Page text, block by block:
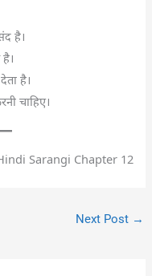
है।
है।
चाहिए।
Sarangi Chapter 12
Next Post →